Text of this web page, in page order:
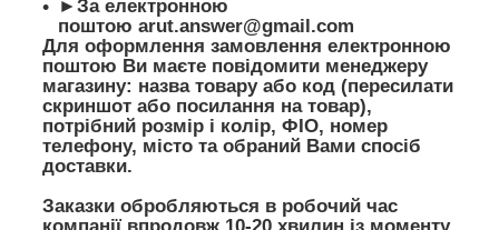
►За електронною
поштою arut.answer@gmail.com
Для оформлення замовлення електронною
поштою Ви маєте повідомити менеджеру
магазину: назва товару або код (пересилати
скриншот або посилання на товар),
потрібний розмір і колір, ФІО, номер
телефону, місто та обраний Вами спосіб
доставки.
Заказки обробляються в робочий час